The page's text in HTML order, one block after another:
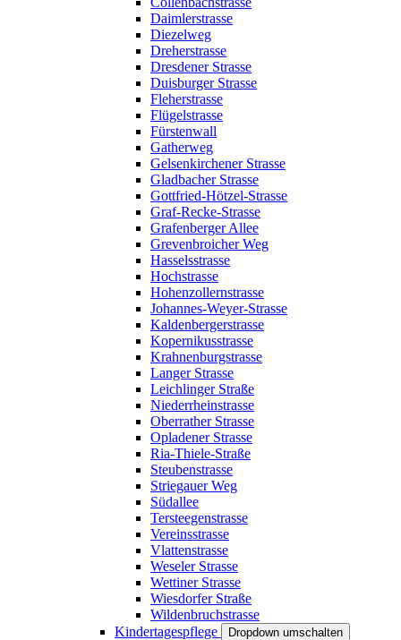
Daimlerstrasse
Diezelweg
Dreherstrasse
Dresdener Strasse
Duisburger Strasse
Fleherstrasse
Flügelstrasse
Fürstenwall
Gatherweg
Gelsenkirchener Strasse
Gladbacher Strasse
Gottfried-Hötzel-Strasse
Graf-Recke-Strasse
Grafenberger Allee
Grevenbroicher Weg
Hasselsstrasse
Hochstrasse
Hohenzollernstrasse
Johannes-Weyer-Strasse
Kaldenbergerstrasse
Kopernikusstrasse
Krahnenburgstrasse
Langer Strasse
Leichlinger Straße
Niederrheinstrasse
Oberrather Strasse
Opladener Strasse
Ria-Thiele-Straße
Steubenstrasse
Striegauer Weg
Südallee
Tersteegenstrasse
Vereinsstrasse
Vlattenstrasse
Weseler Strasse
Wettiner Strasse
Wiesdorfer Straße
Wildenbruchstrasse
Kindertagespflege
Dropdown umschalten